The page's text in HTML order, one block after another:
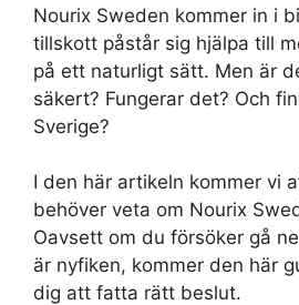
Nourix Sweden kommer in i
tillskott påstår sig hjälpa till
på ett naturligt sätt. Men är
säkert? Fungerar det? Och
Sverige?
I den här artikeln kommer vi
behöver veta om Nourix
Oavsett om du försöker gå
är nyfiken, kommer den här
dig att fatta rätt beslut.